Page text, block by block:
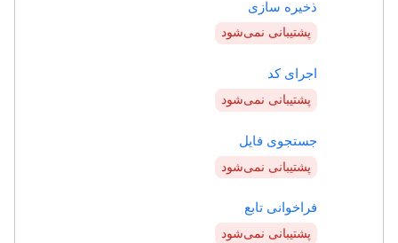
ذخیره سازی
پشتیبانی نمی‌شود
اجرای کد
پشتیبانی نمی‌شود
جستجوی فایل
پشتیبانی نمی‌شود
فراخوانی تابع
پشتیبانی نمی‌شود